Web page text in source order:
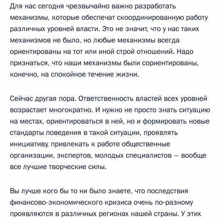
Для нас сегодня чрезвычайно важно разработать
механизмы, которые обеспечат скоординированную работу
различных уровней власти. Это не значит, что у нас таких
механизмов не было, но любые механизмы всегда
ориентированы на тот или иной строй отношений. Надо
признаться, что наши механизмы были сориентированы,
конечно, на спокойное течение жизни.
Сейчас другая пора. Ответственность властей всех уровней
возрастает многократно. И нужно не просто знать ситуацию
на местах, ориентироваться в ней, но и формировать новые
стандарты поведения в такой ситуации, проявлять
инициативу, привлекать к работе общественные
организации, экспертов, молодых специалистов – вообще
все лучшие творческие силы.
Вы лучше кого бы то ни было знаете, что последствия
финансово-экономического кризиса очень по‑разному
проявляются в различных регионах нашей страны. У этих